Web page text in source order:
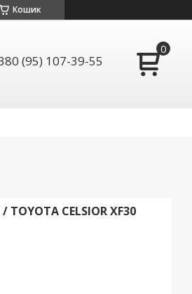
Кошик
(95) 107-39-55
CELSIOR XF30